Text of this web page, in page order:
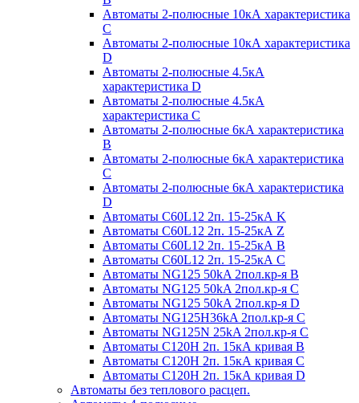
Автоматы 2-полюсные 10кА характеристика
C
Автоматы 2-полюсные 10кА характеристика
D
Автоматы 2-полюсные 4.5кА
характеристика D
Автоматы 2-полюсные 4.5кА
характеристика С
Автоматы 2-полюсные 6кА характеристика
B
Автоматы 2-полюсные 6кА характеристика
C
Автоматы 2-полюсные 6кА характеристика
D
Автоматы C60L12 2п. 15-25кА K
Автоматы C60L12 2п. 15-25кА Z
Автоматы C60L12 2п. 15-25кА B
Автоматы C60L12 2п. 15-25кА C
Автоматы NG125 50kA 2пол.кр-я B
Автоматы NG125 50kA 2пол.кр-я C
Автоматы NG125 50kA 2пол.кр-я D
Автоматы NG125H36kA 2пол.кр-я C
Автоматы NG125N 25kA 2пол.кр-я C
Автоматы С120H 2п. 15кА кривая B
Автоматы С120H 2п. 15кА кривая C
Автоматы С120H 2п. 15кА кривая D
Автоматы без теплового расцеп.